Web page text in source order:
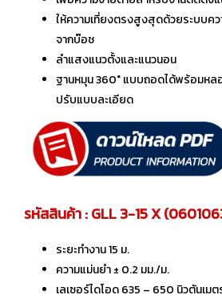
ให้ความเที่ยงตรงสูงสุดด้วยระบบค
จากบ๊อช
ลำแสงแนวตั้งและแนวนอน
ฐานหมุน 360° แบบถอดได้พร้อมหล
ปรับแบบละเอียด
รหัสสินค้า : GLL 3-15 X
ระยะทำงาน 15 ม.
ความแม่นยำ ± 0.2 มม./ม.
เลเซอร์ไดโอด 635 – 650 นิวตันเมต